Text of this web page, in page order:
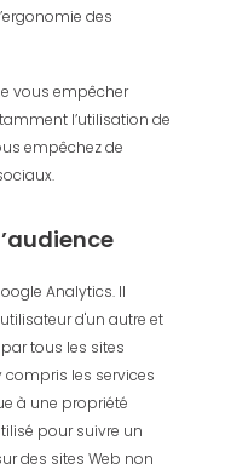
des
vous empêcher
l’utilisation de
empêchez de
Analytics. Il
d'un autre et
tous les sites
les services
à une propriété
pour suivre un
des sites Web non